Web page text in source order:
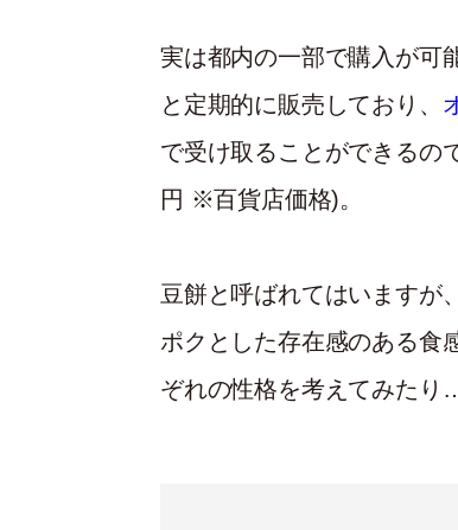
実は都内の一部で購入が可
と定期的に販売しており、
で受け取ることができるの
円 ※百貨店価格)。
豆餅と呼ばれてはいますが
ポクとした存在感のある食
ぞれの性格を考えてみたり